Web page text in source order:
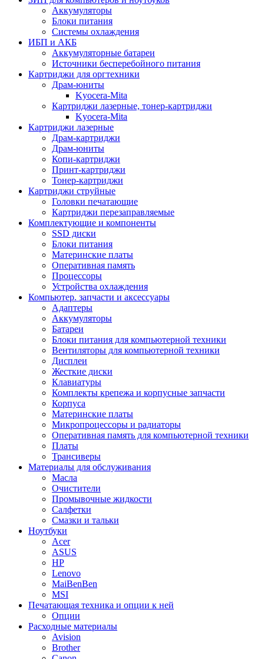
Аккумуляторы
Блоки питания
Системы охлаждения
ИБП и АКБ
Аккумуляторные батареи
Источники бесперебойного питания
Картриджи для оргтехники
Драм-юниты
Kyocera-Mita
Картриджи лазерные, тонер-картриджи
Kyocera-Mita
Картриджи лазерные
Драм-картриджи
Драм-юниты
Копи-картриджи
Принт-картриджи
Тонер-картриджи
Картриджи струйные
Головки печатающие
Картриджи перезаправляемые
Комплектующие и компоненты
SSD диски
Блоки питания
Материнские платы
Оперативная память
Процессоры
Устройства охлаждения
Компьютер. запчасти и аксессуары
Адаптеры
Аккумуляторы
Батареи
Блоки питания для компьютерной техники
Вентиляторы для компьютерной техники
Дисплеи
Жесткие диски
Клавиатуры
Комплекты крепежа и корпусные запчасти
Корпуса
Материнские платы
Микропроцессоры и радиаторы
Оперативная память для компьютерной техники
Платы
Трансиверы
Материалы для обслуживания
Масла
Очистители
Промывочные жидкости
Салфетки
Смазки и тальки
Ноутбуки
Acer
ASUS
HP
Lenovo
MaiBenBen
MSI
Печатающая техника и опции к ней
Опции
Расходные материалы
Avision
Brother